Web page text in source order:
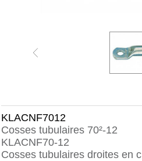
KLACNF7012
Cosses tubulaires 70²-12
KLACNF70-12
Cosses tubulaires droites en c